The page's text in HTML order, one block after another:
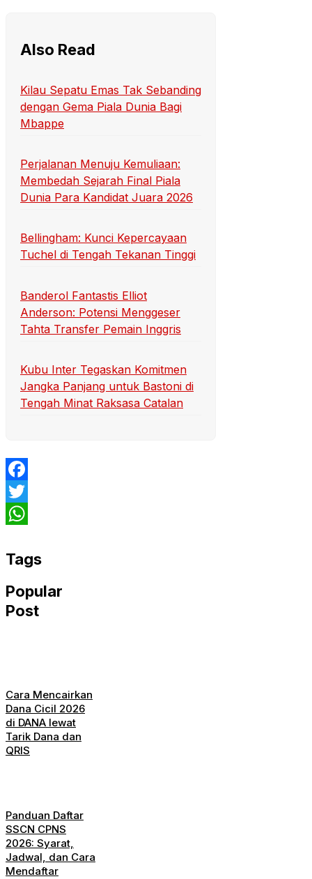
Also Read
Kilau Sepatu Emas Tak Sebanding
dengan Gema Piala Dunia Bagi
Mbappe
Perjalanan Menuju Kemuliaan:
Membedah Sejarah Final Piala
Dunia Para Kandidat Juara 2026
Bellingham: Kunci Kepercayaan
Tuchel di Tengah Tekanan Tinggi
Banderol Fantastis Elliot
Anderson: Potensi Menggeser
Tahta Transfer Pemain Inggris
Kubu Inter Tegaskan Komitmen
Jangka Panjang untuk Bastoni di
Tengah Minat Raksasa Catalan
Facebook
Twitter
Tags
Popular
Post
Cara Mencairkan
Dana Cicil 2026
di DANA lewat
Tarik Dana dan
QRIS
Panduan Daftar
SSCN CPNS
2026: Syarat,
Jadwal, dan Cara
Mendaftar